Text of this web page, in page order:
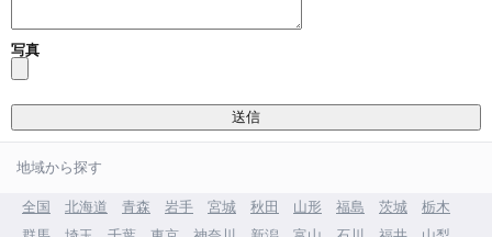
写真
地域から探す
全国 北海道 青森 岩手 宮城 秋田 山形 福島 茨城
栃木